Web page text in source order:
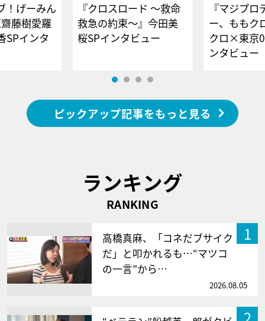
！げーみん
藤樹愛羅
SPインタ
『クロスロード ～救命
救急の約束～』今田美
桜SPインタビュー
『マジプロ
ー、ももク
クロ×東京
ンタビュー
ピックアップ記事をもっと見る
ランキング
RANKING
1
高橋真麻、「コネだブサイク
だ」と叩かれるも…“マツコ
の一言”から…
2026.08.05